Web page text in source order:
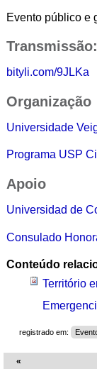
Evento público e
Transmissão:
bityli.com/9JLKa
Organização
Universidade
Programa USP
Apoio
Universidad de
Consulado
Conteúdo
Território
registrado em:
«